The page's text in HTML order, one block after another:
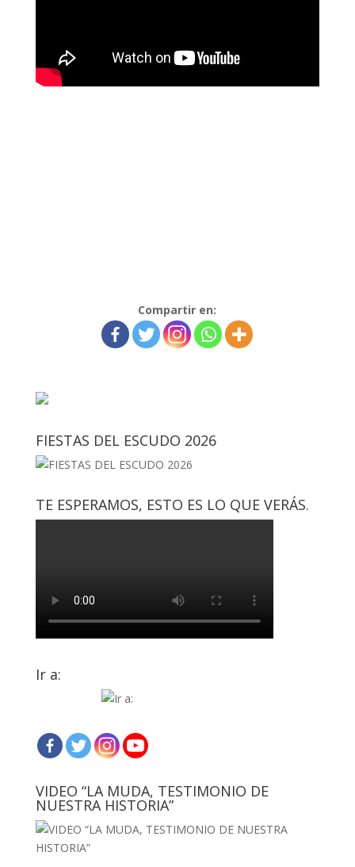
Compartir en:
FIESTAS DEL ESCUDO 2026
TE ESPERAMOS, ESTO ES LO QUE VERÁS.
Ir a:
VIDEO “LA MUDA, TESTIMONIO DE
NUESTRA HISTORIA”